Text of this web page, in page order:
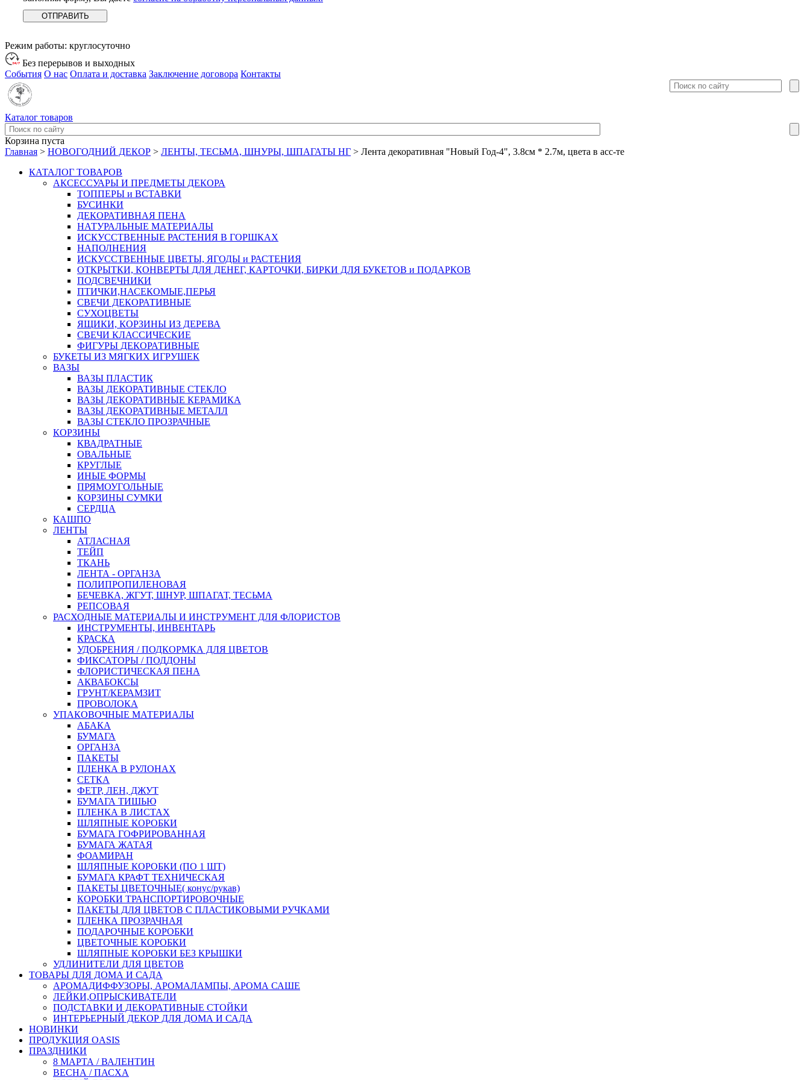
Режим работы: круглосуточно
Без перерывов и выходных
События О нас Оплата и доставка Заключение договора Контакты
Каталог товаров
Корзина пуста
Главная > НОВОГОДНИЙ ДЕКОР > ЛЕНТЫ, ТЕСЬМА, ШНУРЫ, ШПАГАТЫ НГ > Лента декоративная "Новый Год-4", 3.8см * 2.7м, цвета в асс-те
КАТАЛОГ ТОВАРОВ
АКСЕССУАРЫ И ПРЕДМЕТЫ ДЕКОРА
ТОППЕРЫ и ВСТАВКИ
БУСИНКИ
ДЕКОРАТИВНАЯ ПЕНА
НАТУРАЛЬНЫЕ МАТЕРИАЛЫ
ИСКУССТВЕННЫЕ РАСТЕНИЯ В ГОРШКАХ
НАПОЛНЕНИЯ
ИСКУССТВЕННЫЕ ЦВЕТЫ, ЯГОДЫ и РАСТЕНИЯ
ОТКРЫТКИ, КОНВЕРТЫ ДЛЯ ДЕНЕГ, КАРТОЧКИ, БИРКИ ДЛЯ БУКЕТОВ и ПОДАРКОВ
ПОДСВЕЧНИКИ
ПТИЧКИ,НАСЕКОМЫЕ,ПЕРЬЯ
СВЕЧИ ДЕКОРАТИВНЫЕ
СУХОЦВЕТЫ
ЯЩИКИ, КОРЗИНЫ ИЗ ДЕРЕВА
СВЕЧИ КЛАССИЧЕСКИЕ
ФИГУРЫ ДЕКОРАТИВНЫЕ
БУКЕТЫ ИЗ МЯГКИХ ИГРУШЕК
ВАЗЫ
ВАЗЫ ПЛАСТИК
ВАЗЫ ДЕКОРАТИВНЫЕ СТЕКЛО
ВАЗЫ ДЕКОРАТИВНЫЕ КЕРАМИКА
ВАЗЫ ДЕКОРАТИВНЫЕ МЕТАЛЛ
ВАЗЫ СТЕКЛО ПРОЗРАЧНЫЕ
КОРЗИНЫ
КВАДРАТНЫЕ
ОВАЛЬНЫЕ
КРУГЛЫЕ
ИНЫЕ ФОРМЫ
ПРЯМОУГОЛЬНЫЕ
КОРЗИНЫ СУМКИ
СЕРДЦА
КАШПО
ЛЕНТЫ
АТЛАСНАЯ
ТЕЙП
ТКАНЬ
ЛЕНТА - ОРГАНЗА
ПОЛИПРОПИЛЕНОВАЯ
БЕЧЕВКА, ЖГУТ, ШНУР, ШПАГАТ, ТЕСЬМА
РЕПСОВАЯ
РАСХОДНЫЕ МАТЕРИАЛЫ И ИНСТРУМЕНТ ДЛЯ ФЛОРИСТОВ
ИНСТРУМЕНТЫ, ИНВЕНТАРЬ
КРАСКА
УДОБРЕНИЯ / ПОДКОРМКА ДЛЯ ЦВЕТОВ
ФИКСАТОРЫ / ПОДДОНЫ
ФЛОРИСТИЧЕСКАЯ ПЕНА
АКВАБОКСЫ
ГРУНТ/КЕРАМЗИТ
ПРОВОЛОКА
УПАКОВОЧНЫЕ МАТЕРИАЛЫ
АБАКА
БУМАГА
ОРГАНЗА
ПАКЕТЫ
ПЛЕНКА В РУЛОНАХ
СЕТКА
ФЕТР, ЛЕН, ДЖУТ
БУМАГА ТИШЬЮ
ПЛЕНКА В ЛИСТАХ
ШЛЯПНЫЕ КОРОБКИ
БУМАГА ГОФРИРОВАННАЯ
БУМАГА ЖАТАЯ
ФОАМИРАН
ШЛЯПНЫЕ КОРОБКИ (ПО 1 ШТ)
БУМАГА КРАФТ ТЕХНИЧЕСКАЯ
ПАКЕТЫ ЦВЕТОЧНЫЕ( конус/рукав)
КОРОБКИ ТРАНСПОРТИРОВОЧНЫЕ
ПАКЕТЫ ДЛЯ ЦВЕТОВ С ПЛАСТИКОВЫМИ РУЧКАМИ
ПЛЕНКА ПРОЗРАЧНАЯ
ПОДАРОЧНЫЕ КОРОБКИ
ЦВЕТОЧНЫЕ КОРОБКИ
ШЛЯПНЫЕ КОРОБКИ БЕЗ КРЫШКИ
УДЛИНИТЕЛИ ДЛЯ ЦВЕТОВ
ТОВАРЫ ДЛЯ ДОМА И САДА
АРОМАДИФФУЗОРЫ, АРОМАЛАМПЫ, АРОМА САШЕ
ЛЕЙКИ,ОПРЫСКИВАТЕЛИ
ПОДСТАВКИ И ДЕКОРАТИВНЫЕ СТОЙКИ
ИНТЕРЬЕРНЫЙ ДЕКОР ДЛЯ ДОМА И САДА
НОВИНКИ
ПРОДУКЦИЯ OASIS
ПРАЗДНИКИ
8 МАРТА / ВАЛЕНТИН
ВЕСНА / ПАСХА